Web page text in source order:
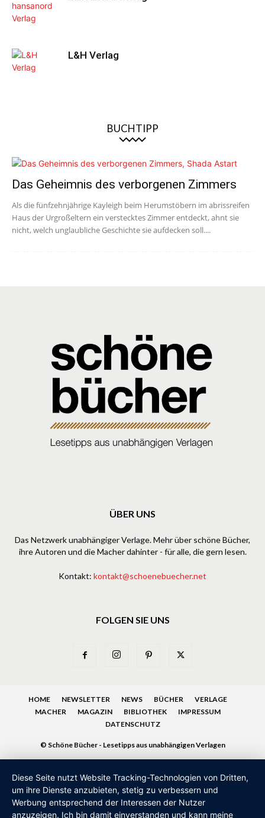
L&H Verlag
BUCHTIPP
Das Geheimnis des verborgenen Zimmers
Als die fünfzehnjährige Kayleigh beim Herumstöbern im abrissreifen
Haus der Urgroßeltern ein verstecktes Zimmer entdeckt, ahnt sie
nicht, welch unglaubliche Geschichte sie aufdecken soll....
ÜBER UNS
Das Netzwerk unabhängiger Verlage. Mehr über schöne Bücher,
ihre Autoren und die Macher dahinter - für alle, die gern lesen.
Kontakt: kontakt@schoenebuecher.net
FOLGEN SIE UNS
HOME NEWSLETTER NEWS BÜCHER
VERLAGE
MACHER
MAGAZIN BIBLIOTHEK
IMPRESSUM
DATENSCHUTZ
© Schöne Bücher - Lesetipps aus unabhängigen Verlagen
Diese Seite nutzt Website Tracking-Technologien von Dritten,
um ihre Dienste anzubieten, stetig zu verbessern und
Werbung entsprechend der Interessen der Nutzer
anzuzeigen. Ich bin damit einverstanden und kann meine